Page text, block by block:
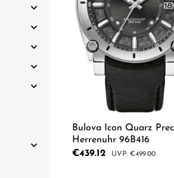
Bulova Icon Quarz Precisionist
Herrenuhr 96B416
Sale price:
€439.12 Regular price:
€499.00